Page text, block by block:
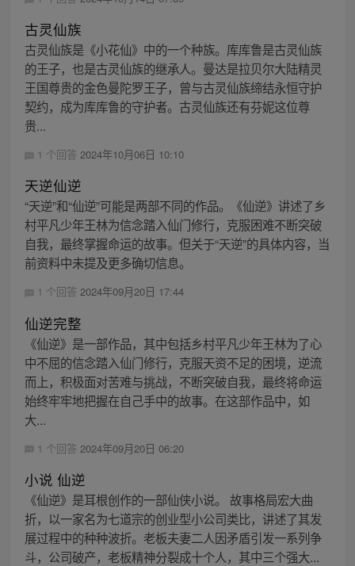
古灵仙族
古灵仙族是《小花仙》中的一个种族。库库鲁是古灵仙族
的王子，也是古灵仙族的继承人。曼达是拉贝尔大陆精灵
王国尊贵的金色曼陀罗王子，曾与古灵仙族缔结永恒守护
契约，成为库库鲁的守护者。古灵仙族还有芬妮这位尊
贵...
1 个回答 2024年10月06日 10:10
天逆仙逆
“天逆”和“仙逆”可能是两部不同的作品。《仙逆》讲述了乡
村平凡少年王林为信念踏入仙门修行，克服困难不断突破
自我，最终掌握命运的故事。但关于“天逆”的具体内容，当
前资料中未提及更多确切信息。
1 个回答 2024年09月20日 17:44
仙逆完整
《仙逆》是一部作品，其中包括乡村平凡少年王林为了心
中不屈的信念踏入仙门修行，克服天资不足的困境，逆流
而上，积极面对苦难与挑战，不断突破自我，最终将命运
始终牢牢地把握在自己手中的故事。在这部作品中，如
大...
1 个回答 2024年09月20日 06:20
小说 仙逆
《仙逆》是耳根创作的一部仙侠小说。 故事格局宏大曲
折，以一家名为七道宗的创业型小公司类比，讲述了其发
展过程中的种种波折。老板夫妻二人因矛盾引发一系列争
斗，公司破产，老板精神分裂成十个人，其中三个强大...